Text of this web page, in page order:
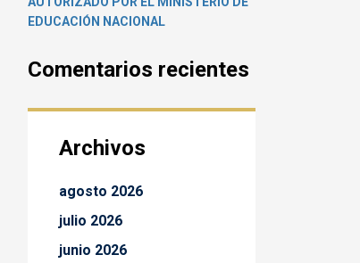
EDUCACIÓN NACIONAL
Comentarios recientes
Archivos
agosto 2026
julio 2026
junio 2026